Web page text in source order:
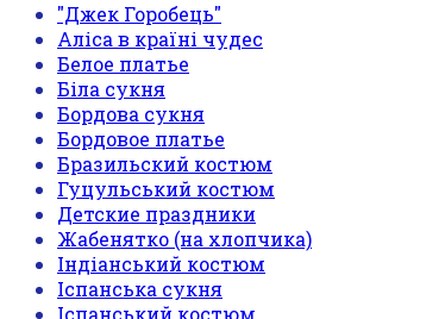
"Джек Горобець"
Аліса в країні чудес
Белое платье
Біла сукня
Бордова сукня
Бордовое платье
Бразильский костюм
Гуцульський костюм
Детские праздники
Жабенятко (на хлопчика)
Індіанський костюм
Іспанська сукня